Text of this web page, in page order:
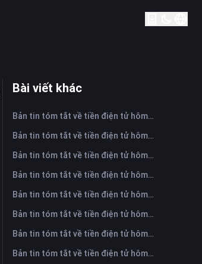
Bài viết khác
Bản tin tóm tắt về tiền điện tử hôm nay trên FameEX | Ngày 7 tháng 8 năm 2026
Bản tin tóm tắt về tiền điện tử hôm nay trên FameEX | Ngày 6 tháng 8 năm 2026
Bản tin tóm tắt về tiền điện tử hôm nay trên FameEX | Ngày 5 tháng 8 năm 2026
Bản tin tóm tắt về tiền điện tử hôm nay trên FameEX | Ngày 4 tháng 8 năm 2026
Bản tin tóm tắt về tiền điện tử hôm nay trên FameEX | Ngày 3 tháng 8 năm 2026
Bản tin tóm tắt về tiền điện tử hôm nay trên FameEX | Ngày 31 tháng 7 năm 2026
Bản tin tóm tắt về tiền điện tử hôm nay trên FameEX | Ngày 30 tháng 7 năm 2026
Bản tin tóm tắt về tiền điện tử hôm nay trên FameEX | Ngày 29 tháng 7 năm 2026